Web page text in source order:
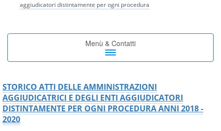
aggiudicatori distintamente per ogni procedura
Toggle
navigation
Menù & Contatti
STORICO ATTI DELLE AMMINISTRAZIONI
AGGIUDICATRICI E DEGLI ENTI AGGIUDICATORI
DISTINTAMENTE PER OGNI PROCEDURA ANNI 2018 -
2020